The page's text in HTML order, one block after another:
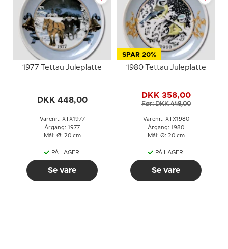
1977 Tettau Juleplatte
DKK 448,00
Varenr.: XTX1977
Årgang: 1977
Mål: Ø: 20 cm
PÅ LAGER
Se vare
SPAR 20%
1980 Tettau Juleplatte
DKK 358,00
Før: DKK 448,00
Varenr.: XTX1980
Årgang: 1980
Mål: Ø: 20 cm
PÅ LAGER
Se vare